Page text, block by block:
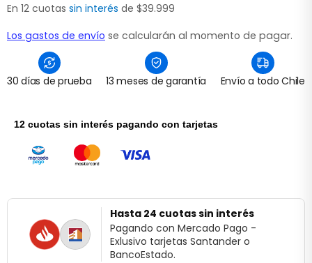
En 12 cuotas sin interés de $39.999
Los gastos de envío se calcularán al momento de pagar.
30 días de prueba 13 meses de garantía Envío a todo Chile
12 cuotas sin interés pagando con tarjetas
Hasta 24 cuotas sin interés
Pagando con Mercado Pago -
Exlusivo tarjetas Santander o
BancoEstado.